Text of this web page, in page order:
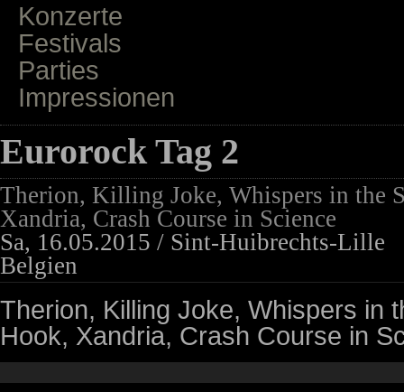
Konzerte
Festivals
Parties
Impressionen
Eurorock Tag 2
Therion, Killing Joke, Whispers in the
Xandria, Crash Course in Science
Sa, 16.05.2015 / Sint-Huibrechts-Lille
Belgien
Therion, Killing Joke, Whispers in
Hook, Xandria, Crash Course in